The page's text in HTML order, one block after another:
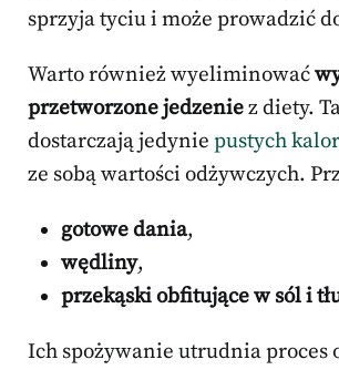
sprzyja tyciu i może prowadzić
Warto również wyeliminować
przetworzone jedzeniez diety.
dostarczają jedynie pustych
ze sobą wartości odżywczych.
gotowe dania,
wędliny,
przekąski obfitujące w sól i
Ich spożywanie utrudnia proces